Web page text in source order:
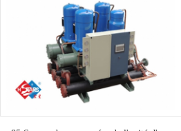
compresseurs de marque bien connus et un
contrôle électronique composants. Il est équipé
d'une efficacité élevée shell and-tube
condenseurs et évaporateurs.